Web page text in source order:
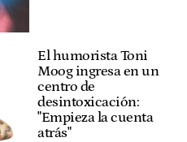
El humorista Toni
Moog ingresa en un
centro de
desintoxicación:
"Empieza la cuenta
atrás"